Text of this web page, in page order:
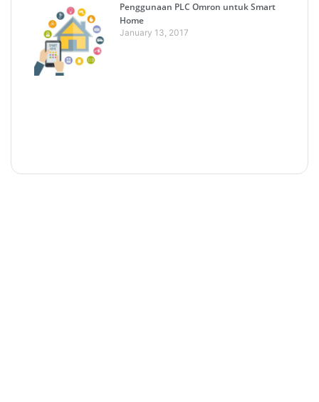
Penggunaan PLC Omron untuk Smart
Home
January 13, 2017